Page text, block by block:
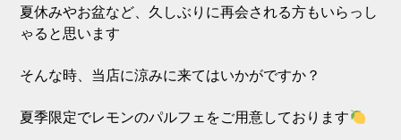
夏休みやお盆など、久しぶりに再会される方もいらっし
ゃると思います
そんな時、当店に涼みに来てはいかがですか？
夏季限定でレモンのパルフェをご用意しております